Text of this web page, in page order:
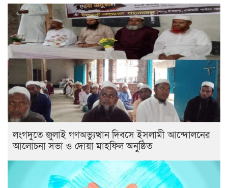
লংগদুতে জুলাই গণঅভ্যুত্থান দিবসে ইসলামী আন্দোলনের
আলোচনা সভা ও দোয়া মাহফিল অনুষ্ঠিত